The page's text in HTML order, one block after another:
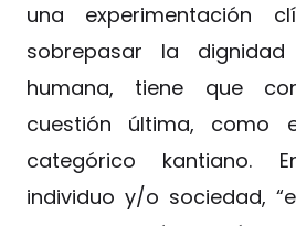
una experimentación
sobrepasar la
humana, tiene que
cuestión última, como
categórico kantiano.
individuo y/o sociedad,